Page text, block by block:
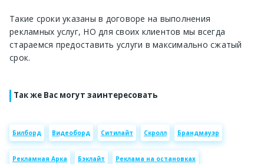
Такие сроки указаны в договоре на выполнения
рекламных услуг, НО для своих клиентов мы всегда
стараемся предоставить услуги в максимально сжатый
срок.
Так же Вас могут заинтересовать
Билборд Видеоборд Ситилайт Скролл Брандмауэр
Рекламная Арка Бэклайт Реклама на остановках